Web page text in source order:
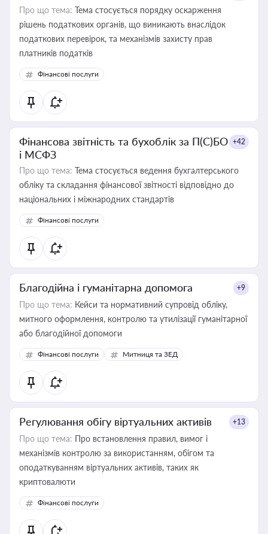
Про що тема: Тема стосується порядку оскарження
рішень податкових органів, що виникають внаслідок
податкових перевірок, та механізмів захисту прав
платників податків
Фінансові послуги
Фінансова звітність та бухоблік за П(С)БО
і МСФЗ
+42
Про що тема: Тема стосується ведення бухгалтерського
обліку та складання фінансової звітності відповідно до
національних і міжнародних стандартів
Фінансові послуги
Благодійна і гуманітарна допомога +9
Про що тема: Кейси та нормативний супровід обліку,
митного оформлення, контролю та утилізації гуманітарної
або благодійної допомоги
Фінансові послуги Митниця та ЗЕД
Регулювання обігу віртуальних активів +13
Про що тема: Про встановлення правил, вимог і
механізмів контролю за використанням, обігом та
оподаткуванням віртуальних активів, таких як
криптовалюти
Фінансові послуги